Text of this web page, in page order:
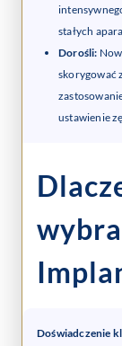
stałych
Dorośli:
skorygować
ustawienie
Doświadczenie